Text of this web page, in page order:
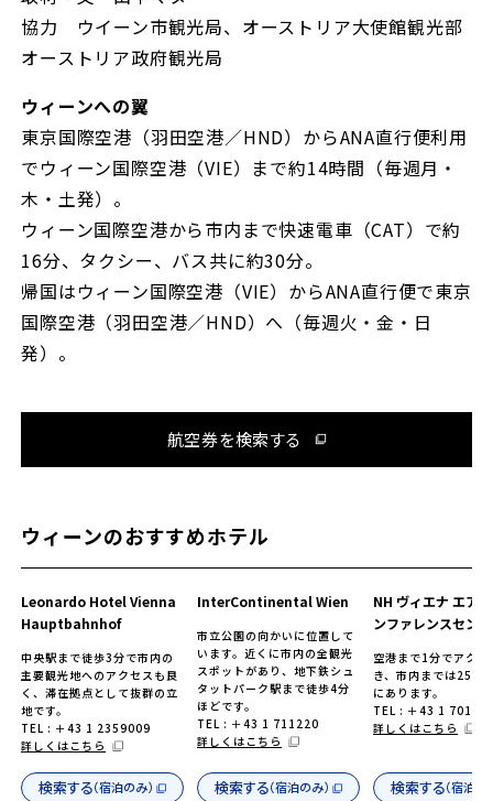
協力 ウイーン市観光局、オーストリア大使館観光部
オーストリア政府観光局
ウィーンへの翼
東京国際空港（羽田空港／HND）からANA直行便利用
でウィーン国際空港（VIE）まで約14時間（毎週月・
木・土発）。
ウィーン国際空港から市内まで快速電車（CAT）で約
16分、タクシー、バス共に約30分。
帰国はウィーン国際空港（VIE）からANA直行便で東京
国際空港（羽田空港／HND）へ（毎週火・金・日
発）。
航空券を検索する
ウィーンのおすすめホテル
Leonardo Hotel Vienna
Hauptbahnhof
中央駅まで徒歩3分で市内の
主要観光地へのアクセスも良
く、滞在拠点として抜群の立
地です。
TEL : ＋43 1 2359009
詳しくはこちら
検索する（宿泊のみ）
InterContinental Wien
市立公園の向かいに位置して
います。近くに市内の全観光
スポットがあり、地下鉄シュ
タットパーク駅まで徒歩4分
ほどです。
TEL : ＋43 1 711220
詳しくはこちら
検索する（宿泊のみ）
NH ヴィエナ エア
ンファレンスセン
空港まで1分でアクセ
き、市内までは
にあります。
TEL : ＋43 1
詳しくはこちら
検索する（宿泊の